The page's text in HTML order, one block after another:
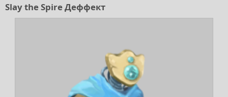
Slay the Spire Деффект